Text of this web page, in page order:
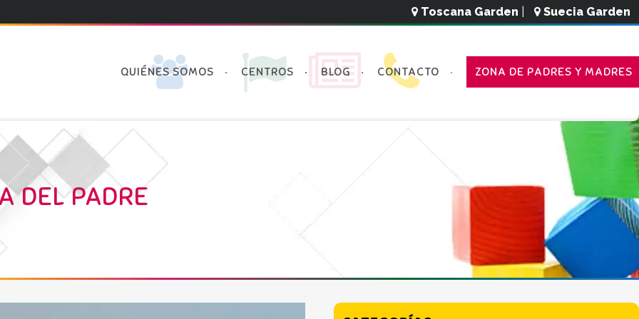
Toscana Garden Suecia Garden
QUIÉNES SOMOS CENTROS BLOG CONTACTO ZONA DE PADRES Y MADRES
DEL PADRE